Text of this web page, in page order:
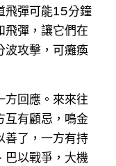
飛彈可能15分鐘
飛彈，讓它們在
波攻擊，可癱瘓
方回應。來來往
互有顧忌，鳴金
善了，一方有持
巴以戰爭，大機